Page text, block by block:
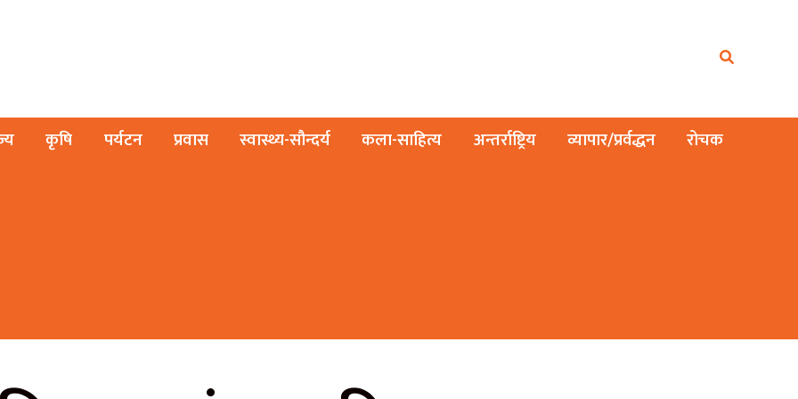
कृषि पर्यटन प्रवास स्वास्थ्य-सौन्दर्य कला-साहित्य अन्तर्राष्ट्रिय व्यापार/प्रर्वद्धन रोचक